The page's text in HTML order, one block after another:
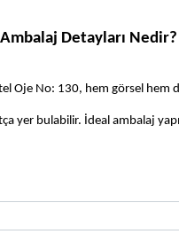
Detayları Nedir?
Oje No: 130, hem görsel
yer bulabilir. İdeal ambalaj